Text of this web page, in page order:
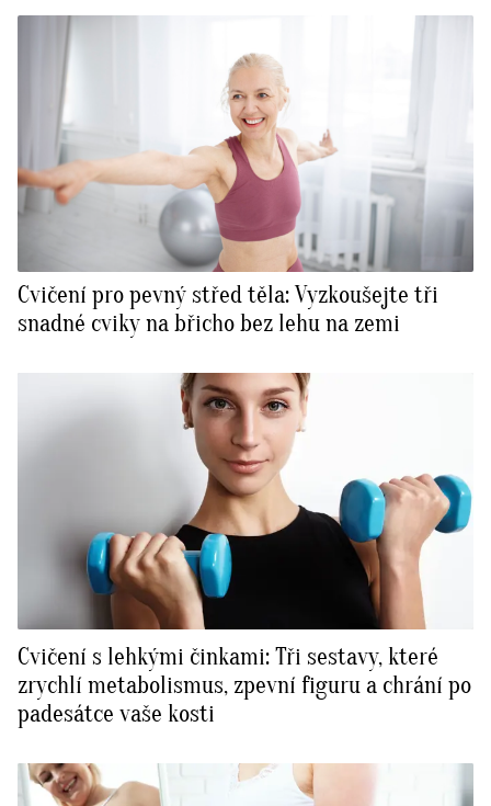
Cvičení pro pevný střed těla: Vyzkoušejte tři
snadné cviky na břicho bez lehu na zemi
Cvičení s lehkými činkami: Tři sestavy, které
zrychlí metabolismus, zpevní figuru a chrání po
padesátce vaše kosti